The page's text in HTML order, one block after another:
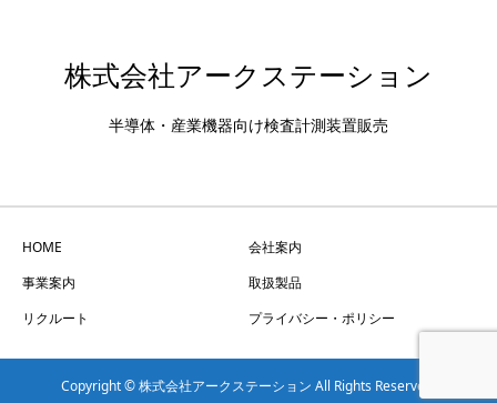
株式会社アークステーション
半導体・産業機器向け検査計測装置販売
HOME
会社案内
事業案内
取扱製品
リクルート
プライバシー・ポリシー
Copyright © 株式会社アークステーション All Rights Reserved.